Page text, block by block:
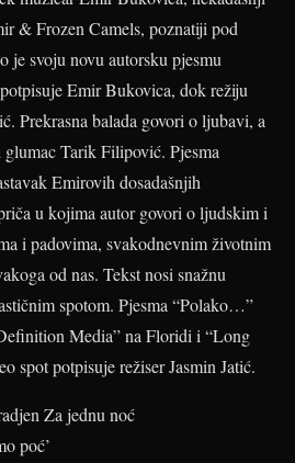
& Frozen Camels, poznatiji pod
je svoju novu autorsku pjesmu
Emir Bukovica, dok režiju
Prekrasna balada govori o ljubavi, a
Tarik Filipović. Pjesma
Emirovih dosadašnjih
u kojima autor govori o ljudskim i
i padovima, svakodnevnim životnim
od nas. Tekst nosi snažnu
spotom. Pjesma “Polako…”
Media” na Floridi i “Long
spot potpisuje režiser Jasmin Jatić.
Za jednu noć
poć’